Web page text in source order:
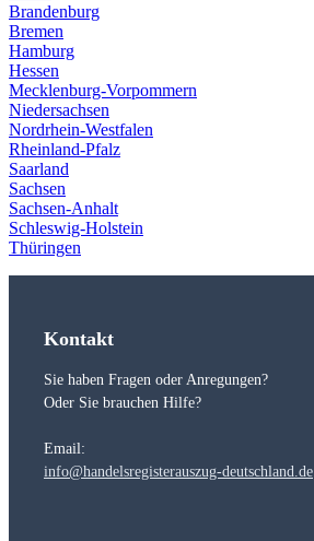
Brandenburg
Bremen
Hamburg
Hessen
Mecklenburg-Vorpommern
Niedersachsen
Nordrhein-Westfalen
Rheinland-Pfalz
Saarland
Sachsen
Sachsen-Anhalt
Schleswig-Holstein
Thüringen
Kontakt
Sie haben Fragen oder Anregungen?
Oder Sie brauchen Hilfe?
Email:
info@handelsregisterauszug-deutschland.de